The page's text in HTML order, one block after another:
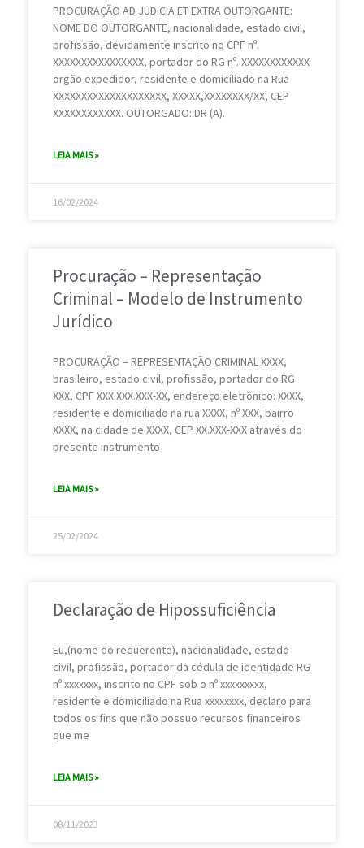
PROCURAÇÃO AD JUDICIA ET EXTRA OUTORGANTE:
NOME DO OUTORGANTE, nacionalidade, estado civil,
profissão, devidamente inscrito no CPF nº.
XXXXXXXXXXXXXXXX, portador do RG nº. XXXXXXXXXXXX
orgão expedidor, residente e domiciliado na Rua
XXXXXXXXXXXXXXXXXXXX, XXXXX,XXXXXXXX/XX, CEP
XXXXXXXXXXXX. OUTORGADO: DR (A).
LEIA MAIS »
16/02/2024
Procuração – Representação
Criminal – Modelo de Instrumento
Jurídico
PROCURAÇÃO – REPRESENTAÇÃO CRIMINAL XXXX,
brasileiro, estado civil, profissão, portador do RG
XXX, CPF XXX.XXX.XXX-XX, endereço eletrônico: XXXX,
residente e domiciliado na rua XXXX, nº XXX, bairro
XXXX, na cidade de XXXX, CEP XX.XXX-XXX através do
presente instrumento
LEIA MAIS »
25/02/2024
Declaração de Hipossuficiência
Eu,(nome do requerente), nacionalidade, estado
civil, profissão, portador da cédula de identidade RG
nº xxxxxxx, inscrito no CPF sob o nº xxxxxxxxx,
residente e domiciliado na Rua xxxxxxxx, declaro para
todos os fins que não possuo recursos financeiros
que me
LEIA MAIS »
08/11/2023
i
n
a
i
n
a
i
n
a
i
n
a
i
n
a
i
n
a
i
n
a
i
n
a